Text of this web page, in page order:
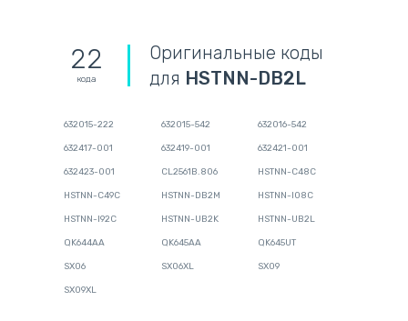
22
кода
Оригинальные коды
для HSTNN-DB2L
632015-222 632015-542 632016-542
632417-001 632419-001 632421-001
632423-001 CL2561B.806 HSTNN-C48C
HSTNN-C49C HSTNN-DB2M HSTNN-I08C
HSTNN-I92C HSTNN-UB2K HSTNN-UB2L
QK644AA QK645AA QK645UT
SX06 SX06XL SX09
SX09XL